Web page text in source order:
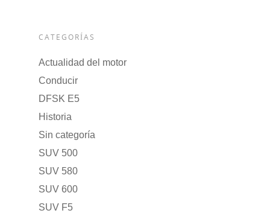
CATEGORÍAS
Actualidad del motor
Conducir
DFSK E5
Historia
Sin categoría
SUV 500
SUV 580
SUV 600
SUV F5